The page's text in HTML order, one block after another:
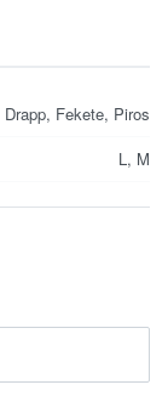
Drapp, Fekete, Piros
L, M